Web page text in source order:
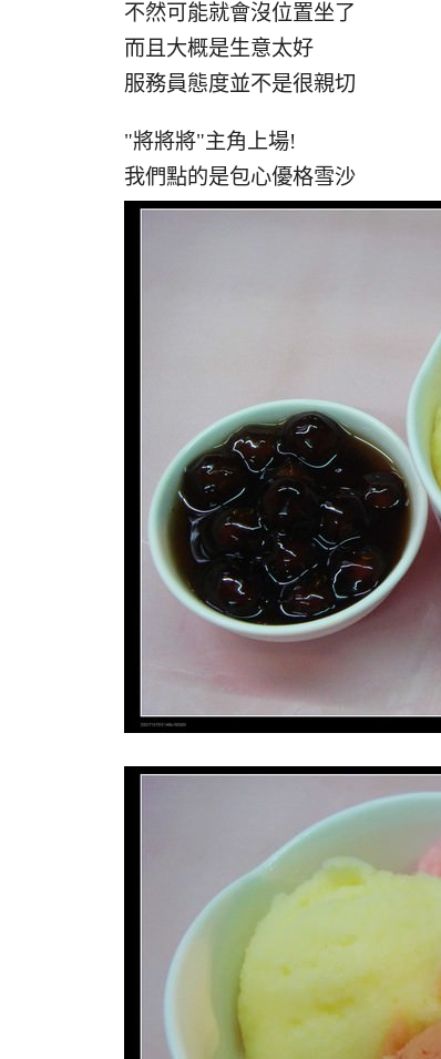
不然可能就會沒位置坐了
而且大概是生意太好
服務員態度並不是很親切
"將將將"主角上場!
我們點的是包心優格雪沙